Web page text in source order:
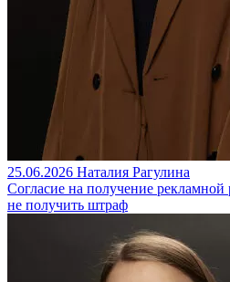
25.06.2026 Наталия Рагулина
Согласие на получение
не получить штраф